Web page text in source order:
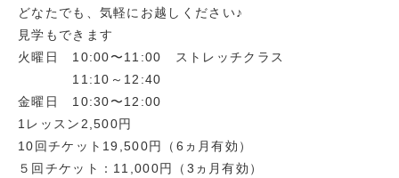
どなたでも、気軽にお越しください♪
見学もできます
火曜日 10:00〜11:00 ストレッチクラス
11:10～12:40
金曜日 10:30〜12:00
1レッスン2,500円
10回チケット19,500円（6ヵ月有効）
５回チケット：11,000円（3ヵ月有効）